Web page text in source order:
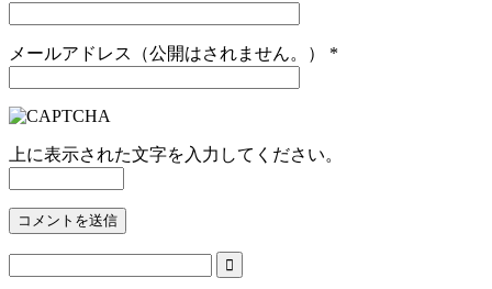
メールアドレス（公開はされません。） *
上に表示された文字を入力してください。
